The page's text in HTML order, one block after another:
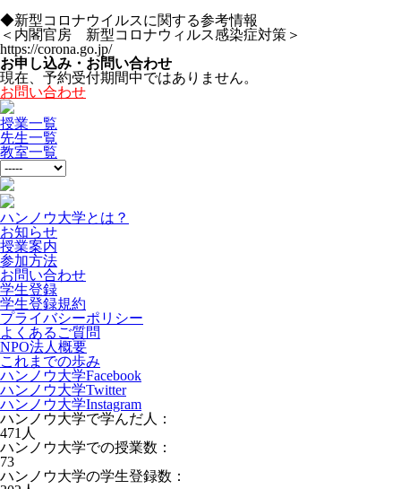
◆新型コロナウイルスに関する参考情報
＜内閣官房 新型コロナウィルス感染症対策＞
https://corona.go.jp/
お申し込み・お問い合わせ
現在、予約受付期間中ではありません。
お問い合わせ
授業一覧
先生一覧
教室一覧
ハンノウ大学とは？
お知らせ
授業案内
参加方法
お問い合わせ
学生登録
学生登録規約
プライバシーポリシー
よくあるご質問
NPO法人概要
これまでの歩み
ハンノウ大学Facebook
ハンノウ大学Twitter
ハンノウ大学Instagram
ハンノウ大学で学んだ人：
471 人
ハンノウ大学での授業数：
73
ハンノウ大学の学生登録数：